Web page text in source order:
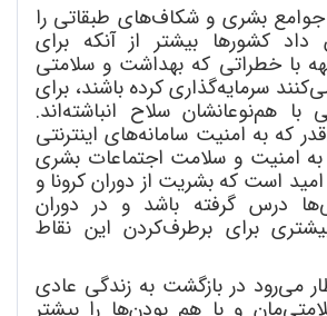
جوامع بشری و شکافهای طبقاتی را
داد کشورها بیشتر از آنکه برای
با خطراتی که بهداشت و سلامتی
کنند سرمایهگذاری کرده باشند، برای
با همنوعانشان سلاح انباشتهاند.
قدر که به امنیت سامانههای اینترنتی
به امنیت و سلامت اجتماعات بشری
است که بشریت از دوران کرونا و
ها درس گرفته باشد و در دوران
برای برطرفکردن این نقاط
میرود در بازگشت به زندگی عادی
مان و با هم بودنها را بیشتر